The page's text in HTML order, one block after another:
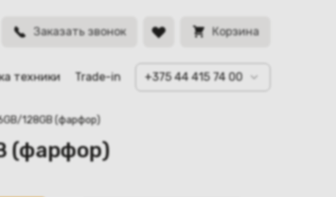
Заказать звонок Корзина
техники Trade-in +375 44 415 74 00
128GB (фарфор)
(фарфор)